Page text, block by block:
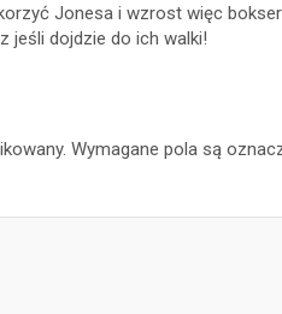
Jonesa i wzrost więc
jeśli dojdzie do ich walki!
Wymagane pola są